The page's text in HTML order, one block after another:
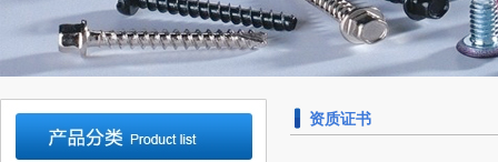
资质证书